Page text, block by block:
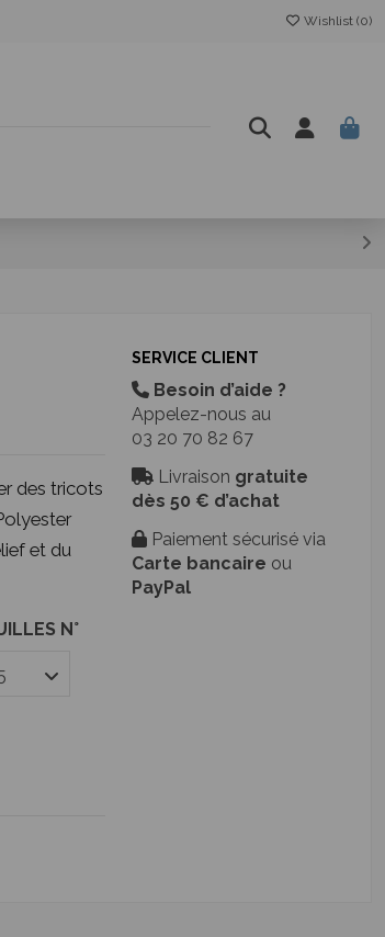
Wishlist (0)
des tricots
et du
N°
SERVICE CLIENT
Besoin d’aide ?
Appelez-nous au
03 20 70 82 67
Livraison gratuite
dès 50 € d’achat
Paiement sécurisé via
Carte bancaire ou
PayPal